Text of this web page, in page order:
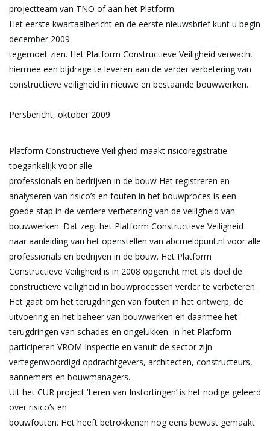
projectteam van TNO of aan het Platform.
Het eerste kwartaalbericht en de eerste nieuwsbrief kunt u begin
december 2009
tegemoet zien. Het Platform Constructieve Veiligheid verwacht
hiermee een bijdrage te leveren aan de verder verbetering van
constructieve veiligheid in nieuwe en bestaande bouwwerken.
Persbericht, oktober 2009
Platform Constructieve Veiligheid maakt risicoregistratie
toegankelijk voor alle
professionals en bedrijven in de bouw Het registreren en
analyseren van risico’s en fouten in het bouwproces is een
goede stap in de verdere verbetering van de veiligheid van
bouwwerken. Dat zegt het Platform Constructieve Veiligheid
naar aanleiding van het openstellen van abcmeldpunt.nl voor alle
professionals en bedrijven in de bouw. Het Platform
Constructieve Veiligheid is in 2008 opgericht met als doel de
constructieve veiligheid in bouwprocessen verder te verbeteren.
Het gaat om het terugdringen van fouten in het ontwerp, de
uitvoering en het beheer van bouwwerken en daarmee het
terugdringen van schades en ongelukken. In het Platform
participeren VROM Inspectie en vanuit de sector zijn
vertegenwoordigd opdrachtgevers, architecten, constructeurs,
aannemers en bouwmanagers.
Uit het CUR project ‘Leren van Instortingen’ is het nodige geleerd
over risico’s en
bouwfouten. Het heeft betrokkenen nog eens bewust gemaakt